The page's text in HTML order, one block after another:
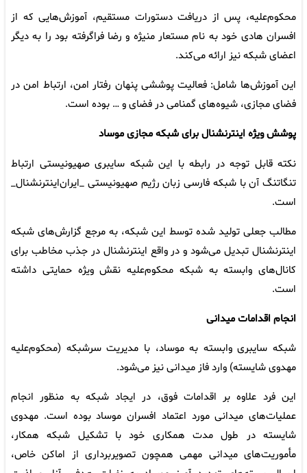
محکوم‌علیه، پس از دریافت دستورات مستقیم، آموزش‌هایی که از
افسران هادی خود به نام مستعار منیژه و رضا فراگرفته بود را به دیگر
اعضای شبکه نیز ارائه می‌کند.
این آموزش‌ها شامل: فعالیت پوششی پنهان رفتار امن، ارتباط امن در
فضای مجازی، شیوه‌های گمنامی در فضای و … بوده است.
پوشش ویژه اینترنشنال برای شبکه مجازی موساد
نکته قابل توجه در رابطه با این شبکه سایبری صهیونیستی ارتباط
تنگاتنگ آن با شبکه فارسی زبان رژیم صهیونیستی _ایران‌اینترنشنال_
است.
مطالب جعلی تولید شده توسط این شبکه، به مرجع گزارش‌های شبکه
اینترنشنال تبدیل می‌شود و در واقع اینترنشنال در جذب مخاطب برای
کانال‌های وابسته به شبکه محکوم‌علیه نقش ویژه حمایتی داشته
است.
انجام اقدامات میدانی
شبکه سایبری وابسته به موساد، با مدیریت سرشبکه (محکوم‌علیه
مهدوی شایسته) وارد فاز میدانی نیز می‌شود.
این فرد علاوه بر اقدامات فوق، در ایجاد شبکه به منظور انجام
عملیات‌های میدانی مورد اعتماد افسران موساد بوده است. مهدوی
شایسته در طول مدت همکاری خود با تشکیل شبکه همکار،
مأموریت‌های میدانی مهمی همچون تصویربرداری از اماکن خاص،